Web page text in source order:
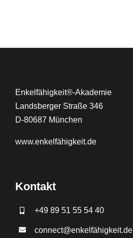
Enkelfähigkeit®-Akademie
Landsberger Straße 346
D-80687 München
www.enkelfähigkeit.de
Kontakt
+49 89 51 55 54 40
connect@enkelfähigkeit.de